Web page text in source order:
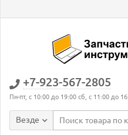
+7-923-567-2805
Пн-пт, с 10:00 до 19:00 сб, с 11:00 до
Везде